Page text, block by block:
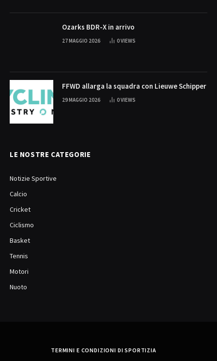
Ozarks BDR-X in arrivo
27 MAGGIO 2026 0VIEWS
FFWD allarga la squadra con Lieuwe Schipper
29 MAGGIO 2026 0VIEWS
LE NOSTRE CATEGORIE
Notizie Sportive
Calcio
Cricket
Ciclismo
Basket
Tennis
Motori
Nuoto
TERMINI E CONDIZIONI DI SPORTIZIA